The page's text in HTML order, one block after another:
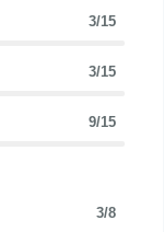
3/15
3/15
9/15
3/8